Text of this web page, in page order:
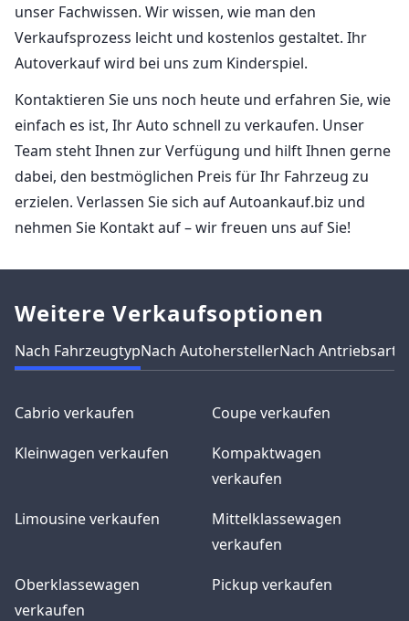
unser Fachwissen. Wir wissen, wie man den
Verkaufsprozess leicht und kostenlos gestaltet. Ihr
Autoverkauf wird bei uns zum Kinderspiel.
Kontaktieren Sie uns noch heute und erfahren Sie, wie
einfach es ist, Ihr Auto schnell zu verkaufen. Unser
Team steht Ihnen zur Verfügung und hilft Ihnen gerne
dabei, den bestmöglichen Preis für Ihr Fahrzeug zu
erzielen. Verlassen Sie sich auf Autoankauf.biz und
nehmen Sie Kontakt auf – wir freuen uns auf Sie!
Weitere Verkaufsoptionen
Nach FahrzeugtypNach AutoherstellerNach Antriebsart
Cabrio verkaufen
Coupe verkaufen
Kleinwagen verkaufen
Kompaktwagen
verkaufen
Limousine verkaufen
Mittelklassewagen
verkaufen
Oberklassewagen
verkaufen
Pickup verkaufen